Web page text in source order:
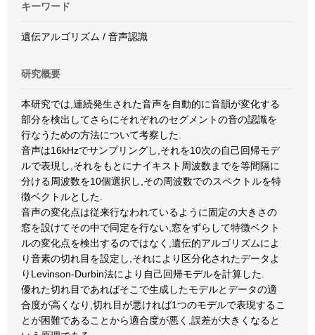
キーワード
遺伝アルゴリズム / 音声認識
研究概要
本研究では,連続発生された音声を自動的に音韻が変化する
部分を検出してさらにそれぞれのセグメントの音の認識を
行なうための方法について考察した.
音声は16kHzでサンプリングし,それを10次の自己回帰モデ
ルで表現し,それをもとにナイキスト周波数までを等間隔に
分ける周波数を10個選択し,その周波数でのスペクトルを特
徴ベクトルとした.
音声の変化点は従来行なわれているように固定の大きさの
窓を設けてその中で同定を行ない,窓をずらして特徴ベクト
ルの変化点を検出するのではなく,遺伝的アルゴリズムによ
り音素の切れ目を設定し,それにより区分化されたデータよ
りLevinson-Durbin法により自己回帰モデルを計算した.
優れた切れ目であればそこで生成したモデルとデータの適
合度が高くなり,切れ目が悪ければ1つのモデルで表現するこ
とが困難であることから適合度が悪く,誤差が大きくなると